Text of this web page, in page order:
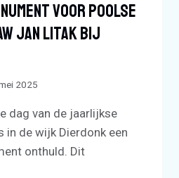
Voor Poolse
Jan Litak Bij
2025
dag van de jaarlijkse
in de wijk Dierdonk een
onthuld. Dit